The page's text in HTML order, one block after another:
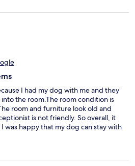
I had my dog with me and they
the room.The room condition is
room and furniture look old and
is not friendly. So overall, it
was happy that my dog can stay with